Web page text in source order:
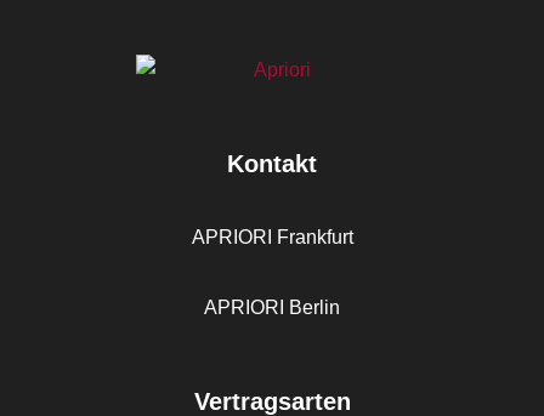
Kontakt
APRIORI Frankfurt
APRIORI Berlin
Vertragsarten